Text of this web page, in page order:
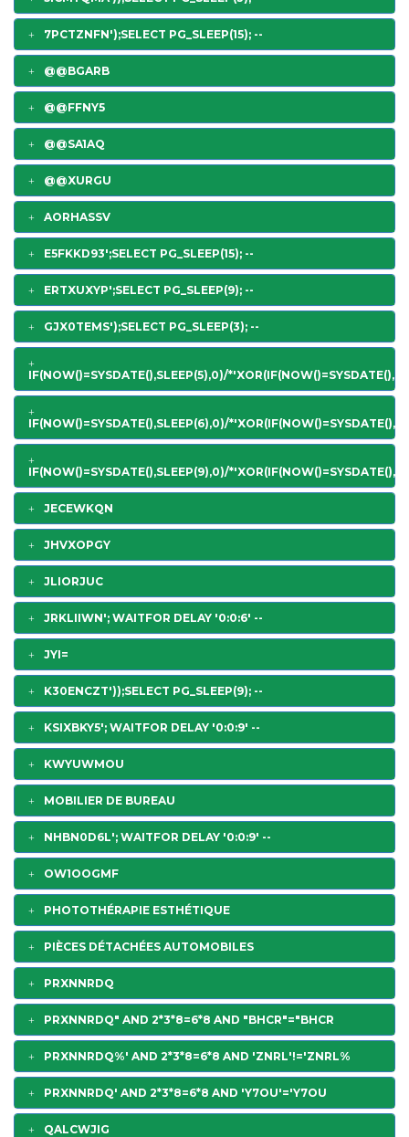
7PCTZNFN');SELECT PG_SLEEP(15); --
@@BGARB
@@FFNY5
@@SA1AQ
@@XURGU
AORHASSV
E5FKKD93';SELECT PG_SLEEP(15); --
ERTXUXYP';SELECT PG_SLEEP(9); --
GJX0TEMS');SELECT PG_SLEEP(3); --
IF(NOW()=SYSDATE(),SLEEP(5),0)/
IF(NOW()=SYSDATE(),SLEEP(6),0)/
IF(NOW()=SYSDATE(),SLEEP(9),0)/
JECEWKQN
JHVXOPGY
JLIORJUC
JRKLIIWN'; WAITFOR DELAY '0:0:6' --
JYI=
K30ENCZT'));SELECT PG_SLEEP(9); --
KSIXBKY5'; WAITFOR DELAY '0:0:9' --
KWYUWMOU
MOBILIER DE BUREAU
NHBN0D6L'; WAITFOR DELAY '0:0:9' --
OW1OOGMF
PHOTOTHÉRAPIE ESTHÉTIQUE
PIÈCES DÉTACHÉES AUTOMOBILES
PRXNNRDQ
PRXNNRDQ" AND 2*3*8=6*8 AND "BHCR"="BHCR
PRXNNRDQ%' AND 2*3*8=6*8 AND 'ZNRL'!='ZNRL%
PRXNNRDQ' AND 2*3*8=6*8 AND 'Y7OU'='Y7OU
QALCWJIG